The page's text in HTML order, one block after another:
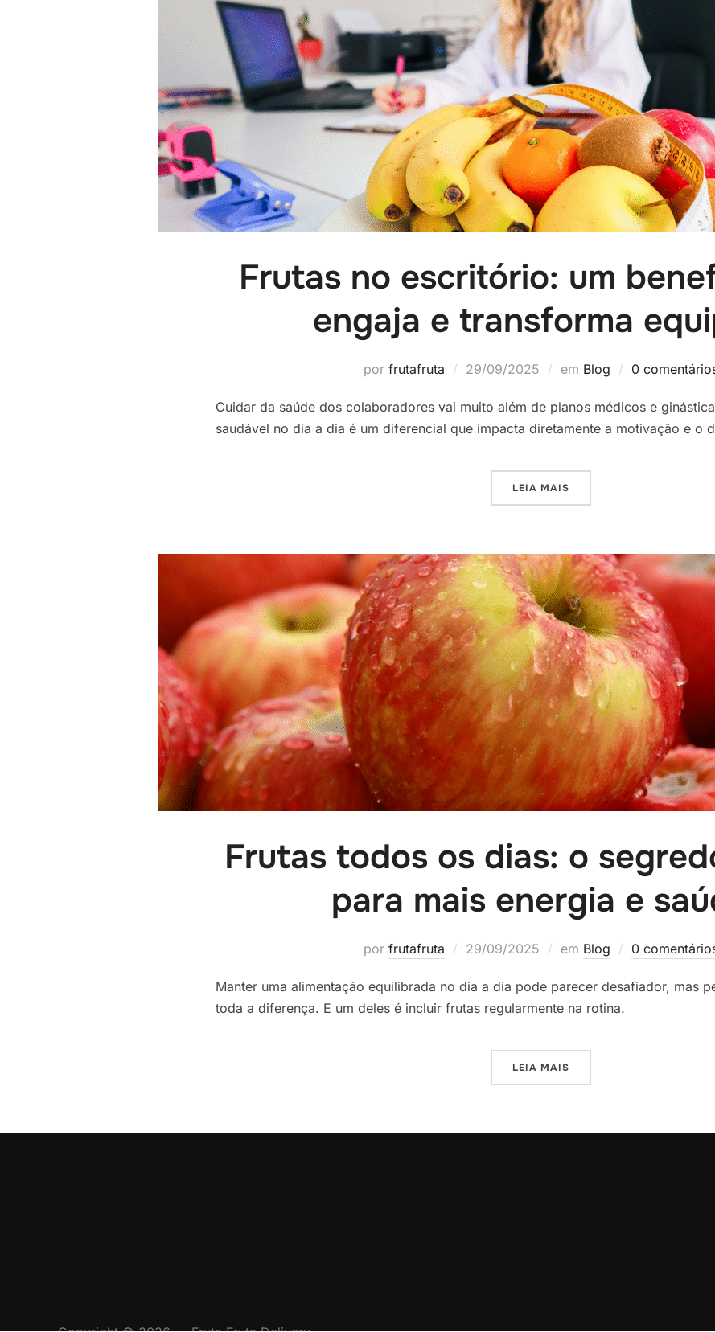
Frutas no escritório: um
engaja e transforma
por frutafruta 29/09/2025 em Blog 0
Cuidar da saúde dos colaboradores vai muito além de planos médicos e
saudável no dia a dia é um diferencial que impacta diretamente a motivação e o
LEIA MAIS
Frutas todos os dias: o
para mais energia e
por frutafruta 29/09/2025 em Blog 0
Manter uma alimentação equilibrada no dia a dia pode parecer desafiador, mas
toda a diferença. E um deles é incluir frutas regularmente na rotina.
LEIA MAIS